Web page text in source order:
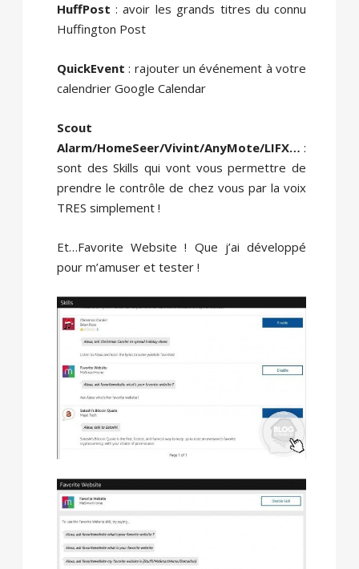
HuffPost : avoir les grands titres du connu
Huffington Post
QuickEvent : rajouter un événement à votre
calendrier Google Calendar
Scout
Alarm/HomeSeer/Vivint/AnyMote/LIFX… :
sont des Skills qui vont vous permettre de
prendre le contrôle de chez vous par la voix
TRES simplement !
Et…Favorite Website ! Que j’ai développé
pour m’amuser et tester !